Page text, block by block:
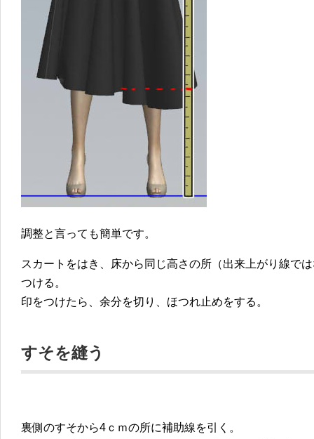
調整と言っても簡単です。
スカートをはき、床から同じ高さの所（出来上がり線で
つける。
印をつけたら、余分を切り、ほつれ止めをする。
すそを縫う
裏側のすそから4ｃｍの所に補助線を引く。